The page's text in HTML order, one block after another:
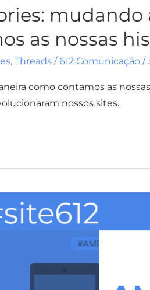
as nossas
, Threads /612 Comunicação /
como contamos as
nossos sites.